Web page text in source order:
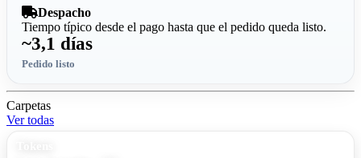
Despacho
Tiempo típico desde el pago hasta que el pedido queda listo.
~3,1 días
Pedido listo
Carpetas
Ver todas